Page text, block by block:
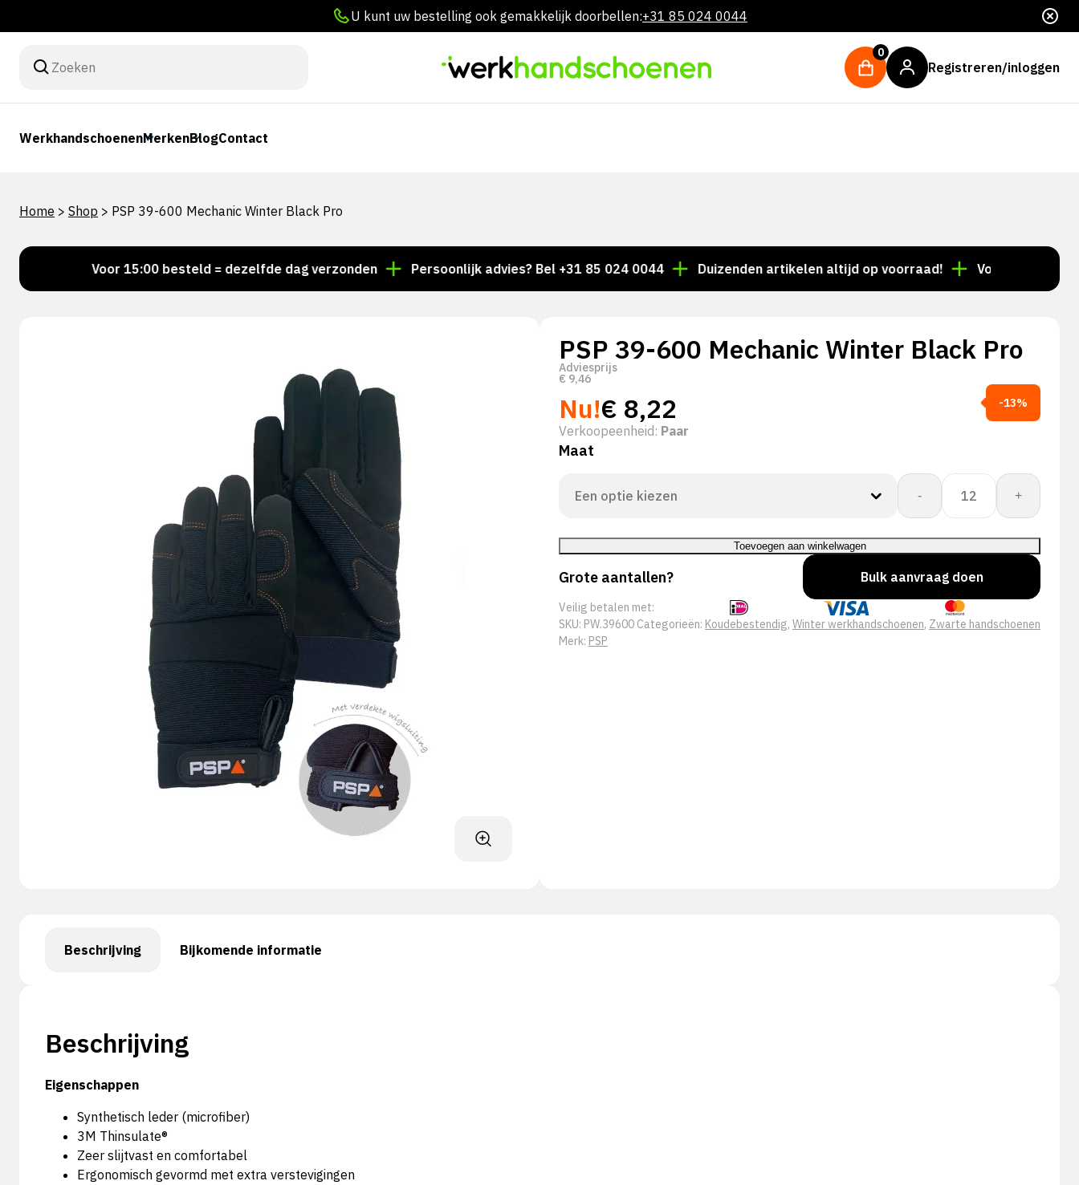
U kunt uw bestelling ook gemakkelijk doorbellen:+31 85 024 0044
0
Registreren/inloggen
WerkhandschoenenMerkenBlogContact
Home > Shop > PSP 39-600 Mechanic Winter Black Pro
Voor 15:00 besteld = dezelfde dag verzonden Persoonlijk advies? Bel +31 85 024 0044 Duizenden artikelen altijd op voorraad! Voor 15:00 besteld =
PSP 39-600 Mechanic Winter Black Pro
Adviesprijs
€ 9,46
Nu!€ 8,22 -13%
Verkoopeenheid: Paar
Maat
-
PSP
600
Mechanic
Winter
Black
Pro
aantal
+
Toevoegen aan winkelwagen
Grote aantallen? Bulk aanvraag doen
Veilig betalen met:
SKU: PW.39600 Categorieën: Koudebestendig, Winter werkhandschoenen, Zwarte handschoenen
Merk: PSP
Beschrijving Bijkomende informatie
Beschrijving
Eigenschappen
Synthetisch leder (microfiber)
3M Thinsulate®
Zeer slijtvast en comfortabel
Ergonomisch gevormd met extra verstevigingen